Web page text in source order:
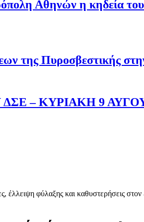
Αθηνών η κηδεία
της Πυροσβεστικής
– ΚΥΡΙΑΚΗ 9
φύλαξης και καθυστερήσεις